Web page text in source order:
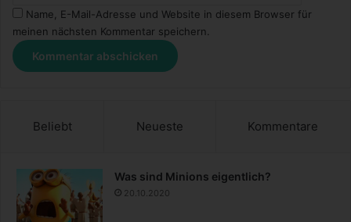
Name, E-Mail-Adresse und Website in diesem Browser für
meinen nächsten Kommentar speichern.
Beliebt Neueste Kommentare
Was sind Minions eigentlich?
20.10.2020